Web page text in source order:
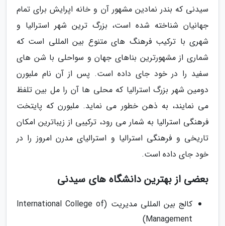
سیدنی که بندر نمادین مشهور آن و خانه اپرایش برای تمام
جهانیان شناخته شده است، بزرگ ترین شهر استرالیا و
شهری با ترکیب فرهنگ های متنوع بین المللی است که
شماری از مشهورترین بناهای جهان و سواحلی با شن های
سفید را در خود جای داده است. پس از آن نام ملبورن
دومین شهر بزرگ استرالیا که محلی ها آن را مل بین تلفظ
می نمایند، به ذهن خطور می نماید. ملبورن که پایتخت
فرهنگی استرالیا به شمار می رود، ترکیبی از زیباترین امکان
تاریخی و فرهنگی استرالیا و استرالیای مدرن امروز را در
خود جای داده است.
بعضی از بهترین دانشگاه های سیدنی
کالج بین المللی مدیریت (International College of
Management)